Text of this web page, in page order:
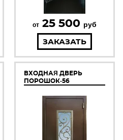
от 25 500 руб
ЗАКАЗАТЬ
ВХОДНАЯ ДВЕРЬ
ПОРОШОК-56